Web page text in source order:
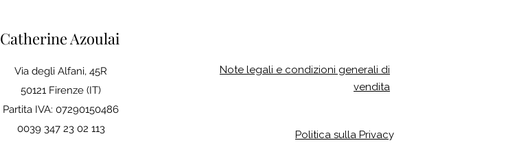
Catherine Azoulai
Via degli Alfani, 45R
50121 Firenze (IT)
Partita IVA: 07290150486
0039 347 23 02 113
Note legali e condizioni generali di
vendita
Politica sulla Privacy